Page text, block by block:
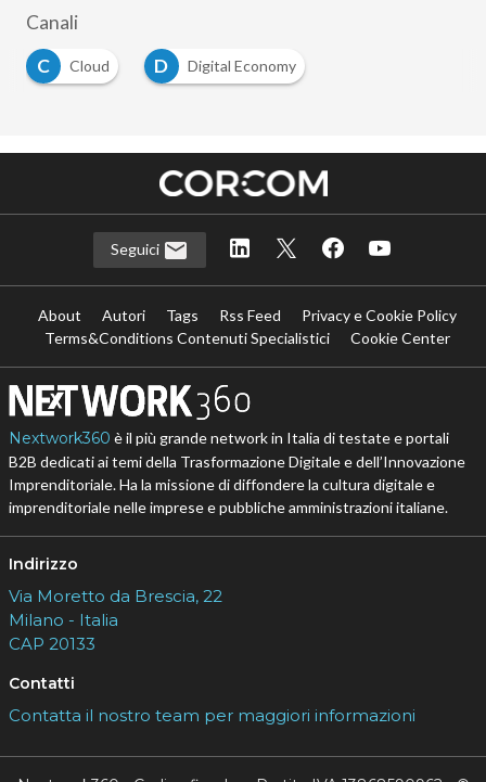
Canali
C
Cloud D Digital Economy
Seguici
About Autori Tags Rss Feed
Privacy e Cookie Policy
Terms&Conditions Contenuti Specialistici
Cookie Center
Nextwork360 è il più grande network in Italia di testate e portali
B2B dedicati ai temi della Trasformazione Digitale e dell’Innovazione
Imprenditoriale. Ha la missione di diffondere la cultura digitale e
imprenditoriale nelle imprese e pubbliche amministrazioni italiane.
Indirizzo
Via Moretto da Brescia, 22
Milano - Italia
CAP 20133
Contatti
Contatta il nostro team per maggiori informazioni